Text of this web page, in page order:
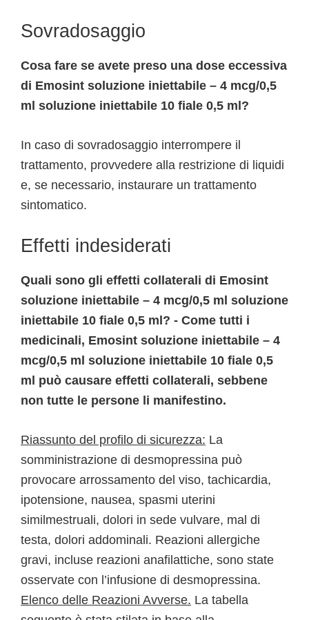
Sovradosaggio
Cosa fare se avete preso una dose eccessiva
di Emosint soluzione iniettabile – 4 mcg/0,5
ml soluzione iniettabile 10 fiale 0,5 ml?
In caso di sovradosaggio interrompere il
trattamento, provvedere alla restrizione di liquidi
e, se necessario, instaurare un trattamento
sintomatico.
Effetti indesiderati
Quali sono gli effetti collaterali di Emosint
soluzione iniettabile – 4 mcg/0,5 ml soluzione
iniettabile 10 fiale 0,5 ml? - Come tutti i
medicinali, Emosint soluzione iniettabile – 4
mcg/0,5 ml soluzione iniettabile 10 fiale 0,5
ml può causare effetti collaterali, sebbene
non tutte le persone li manifestino.
Riassunto del profilo di sicurezza: La
somministrazione di desmopressina può
provocare arrossamento del viso, tachicardia,
ipotensione, nausea, spasmi uterini
similmestruali, dolori in sede vulvare, mal di
testa, dolori addominali. Reazioni allergiche
gravi, incluse reazioni anafilattiche, sono state
osservate con l’infusione di desmopressina.
Elenco delle Reazioni Avverse. La tabella